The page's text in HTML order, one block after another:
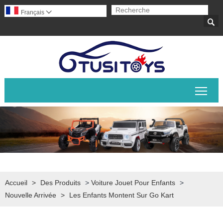

Français 
Accueil > Des Produits > Voiture Jouet Pour Enfants >
Nouvelle Arrivée
> Les Enfants Montent Sur Go Kart